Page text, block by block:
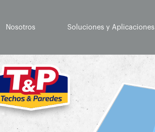
Nosotros Soluciones y Aplicaciones